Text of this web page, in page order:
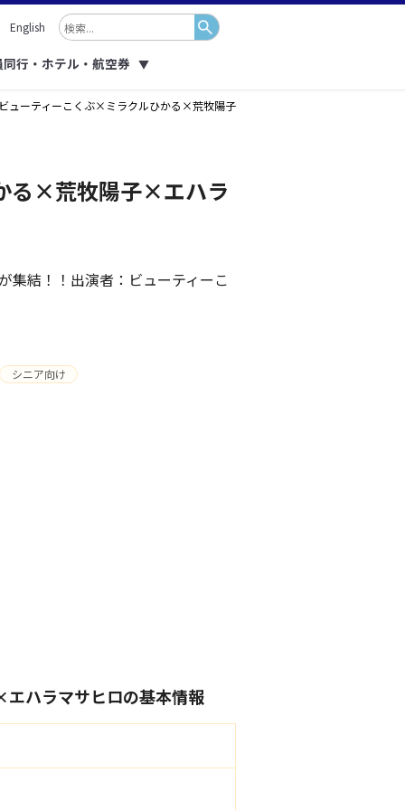
English
行・ホテル・航空券 ▼
ューティーこくぶ×ミラクルひかる×荒牧陽子
る×荒牧陽子×エハラ
集結！！出演者：ビューティーこ
シニア向け
ハラマサヒロの基本情報